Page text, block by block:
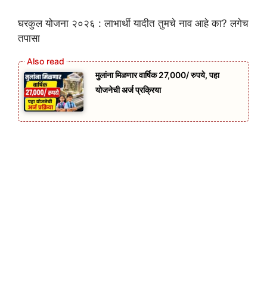
घरकुल योजना २०२६ : लाभार्थी यादीत तुमचे नाव आहे का? लगेच
तपासा
मुलांना मिळणार वार्षिक 27,000/ रुपये, पहा
योजनेची अर्ज प्रक्रिया